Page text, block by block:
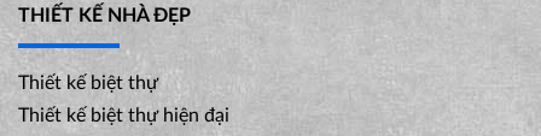
THIẾT KẾ NHÀ ĐẸP
Thiết kế biệt thự
Thiết kế biệt thự hiện đại